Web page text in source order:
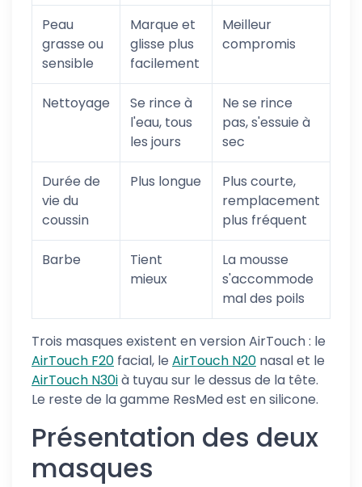
Peau
grasse ou
sensible
Marque et
glisse plus
facilement
Meilleur
compromis
Nettoyage
Se rince à
l'eau, tous
les jours
Ne se rince
pas, s'essuie à
sec
Durée de
vie du
coussin
Plus longue
Plus courte,
remplacement
plus fréquent
Barbe
Tient
mieux
La mousse
s'accommode
mal des poils
Trois masques existent en version AirTouch : le
AirTouch F20 facial, le AirTouch N20 nasal et le
AirTouch N30ià tuyau sur le dessus de la tête.
Le reste de la gamme ResMed est en silicone.
Présentation des deux
masques